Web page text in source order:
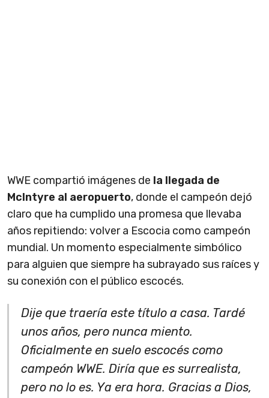
WWE compartió imágenes de la llegada de
McIntyre al aeropuerto, donde el campeón dejó
claro que ha cumplido una promesa que llevaba
años repitiendo: volver a Escocia como campeón
mundial. Un momento especialmente simbólico
para alguien que siempre ha subrayado sus raíces y
su conexión con el público escocés.
Dije que traería este título a casa. Tardé
unos años, pero nunca miento.
Oficialmente en suelo escocés como
campeón WWE. Diría que es surrealista,
pero no lo es. Ya era hora. Gracias a Dios,